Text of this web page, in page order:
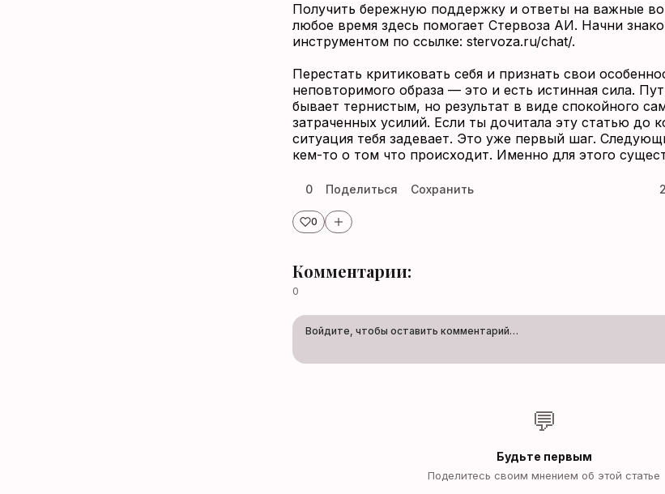
Получить бережную поддержку и ответы на важные
любое время здесь помогает Стервоза АИ. Начни
инструментом по ссылке: stervoza.ru/chat/.
Перестать критиковать себя и признать свои
неповторимого образа — это и есть истинная сила.
бывает тернистым, но результат в виде спокойного
затраченных усилий. Если ты дочитала эту статью до
ситуация тебя задевает. Это уже первый шаг.
кем-то о том что происходит. Именно для этого
0 Поделиться Сохранить
0
Комментарии:
0
Войдите, чтобы оставить комментарий…
💬
Будьте первым
Поделитесь своим мнением об этой статье